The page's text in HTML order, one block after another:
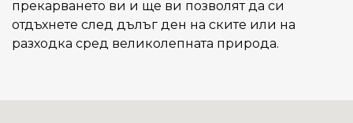
прекарването ви и ще ви позволят да си
отдъхнете след дълъг ден на ските или на
разходка сред великолепната природа.